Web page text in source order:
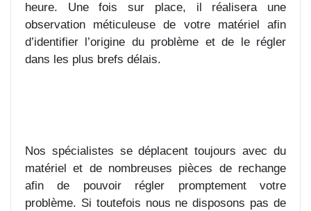
heure. Une fois sur place, il réalisera une
observation méticuleuse de votre matériel afin
d’identifier l’origine du problème et de le régler
dans les plus brefs délais.
Nos spécialistes se déplacent toujours avec du
matériel et de nombreuses pièces de rechange
afin de pouvoir régler promptement votre
problème. Si toutefois nous ne disposons pas de